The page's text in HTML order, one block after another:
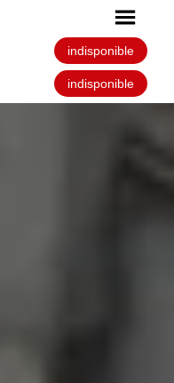
indisponible
indisponible